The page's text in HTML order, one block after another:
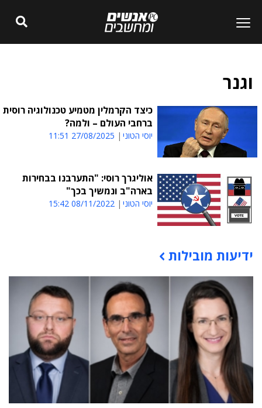
וגנר
כיצד הקרמלין מטמיע טכנולוגיה רוסית
ברחבי העולם – ולמה?
יוסי הטוני 27/08/2025 11:51
אוליגרך רוסי: "התערבנו בבחירות
בארה"ב ונמשיך בכך"
יוסי הטוני 08/11/2022 15:42
תוכן פרסומי
ידיעות מובילות